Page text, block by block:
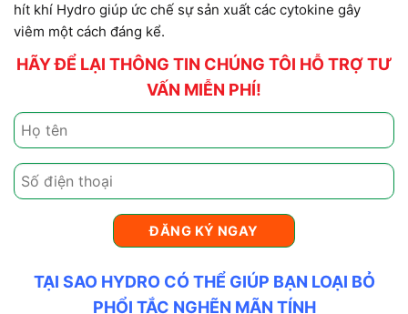
hít khí Hydro giúp ức chế sự sản xuất các cytokine gây
viêm một cách đáng kể.
HÃY ĐỂ LẠI THÔNG TIN CHÚNG TÔI HỖ TRỢ TƯ
VẤN MIỄN PHÍ!
TẠI SAO HYDRO CÓ THỂ GIÚP BẠN LOẠI BỎ
PHỔI TẮC NGHẼN MÃN TÍNH